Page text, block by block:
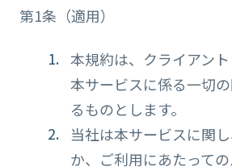
第1条（適用）
本規約は、クライアン
本サービスに係る一切
るものとします。
当社は本サービスに関
か、ご利用にあたって